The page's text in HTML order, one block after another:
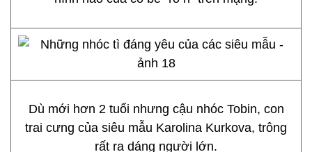
Dù mới hơn 2 tuổi nhưng cậu nhóc Tobin, con
trai cưng của siêu mẫu Karolina Kurkova, trông
rất ra dáng người lớn.